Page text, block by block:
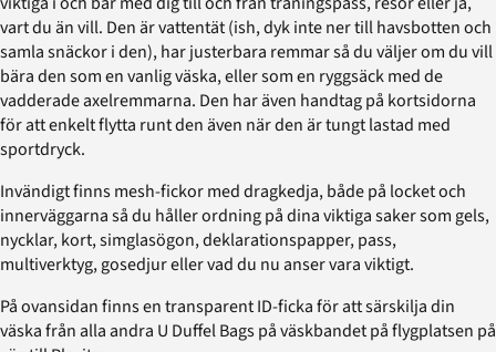
vart du än vill. Den är vattentät (ish, dyk inte ner till havsbotten och
samla snäckor i den), har justerbara remmar så du väljer om du vill
bära den som en vanlig väska, eller som en ryggsäck med de
vadderade axelremmarna. Den har även handtag på kortsidorna
för att enkelt flytta runt den även när den är tungt lastad med
sportdryck.
Invändigt finns mesh-fickor med dragkedja, både på locket och
innerväggarna så du håller ordning på dina viktiga saker som gels,
nycklar, kort, simglasögon, deklarationspapper, pass,
multiverktyg, gosedjur eller vad du nu anser vara viktigt.
På ovansidan finns en transparent ID-ficka för att särskilja din
väska från alla andra U Duffel Bags på väskbandet på flygplatsen på